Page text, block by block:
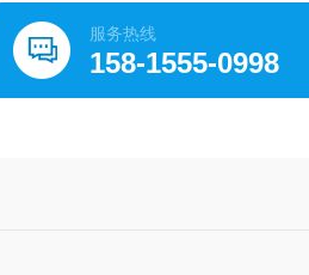
服务热线
158-1555-0998